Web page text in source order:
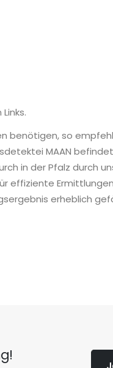
benötigen, so
MAAN
in der Pfalz durch
effiziente
erheblich